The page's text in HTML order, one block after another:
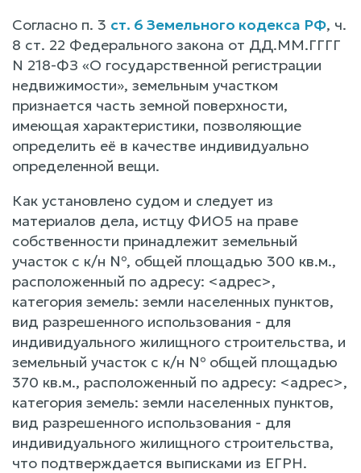
Согласно п. 3 ст. 6 Земельного кодекса РФ, ч.
8 ст. 22 Федерального закона от ДД.ММ.ГГГГ
N 218-ФЗ «О государственной регистрации
недвижимости», земельным участком
признается часть земной поверхности,
имеющая характеристики, позволяющие
определить её в качестве индивидуально
определенной вещи.
Как установлено судом и следует из
материалов дела, истцу ФИО5 на праве
собственности принадлежит земельный
участок с к/н №, общей площадью 300 кв.м.,
расположенный по адресу: <адрес>,
категория земель: земли населенных пунктов,
вид разрешенного использования - для
индивидуального жилищного строительства, и
земельный участок с к/н № общей площадью
370 кв.м., расположенный по адресу: <адрес>,
категория земель: земли населенных пунктов,
вид разрешенного использования - для
индивидуального жилищного строительства,
что подтверждается выписками из ЕГРН.